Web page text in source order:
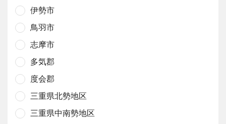
伊勢市
鳥羽市
志摩市
多気郡
度会郡
三重県北勢地区
三重県中南勢地区